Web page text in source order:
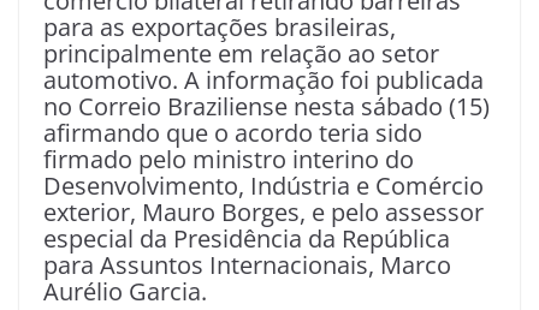
para as exportações brasileiras,
principalmente em relação ao setor
automotivo. A informação foi publicada
no Correio Braziliense nesta sábado (15)
afirmando que o acordo teria sido
firmado pelo ministro interino do
Desenvolvimento, Indústria e Comércio
exterior, Mauro Borges, e pelo assessor
especial da Presidência da República
para Assuntos Internacionais, Marco
Aurélio Garcia.